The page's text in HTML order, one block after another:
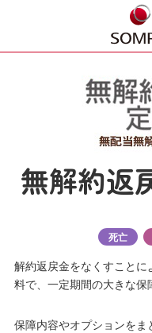
無解約返
死亡
解約返戻金をなくすこと
料で、一定期間の大きな保
保障内容やオプションをま